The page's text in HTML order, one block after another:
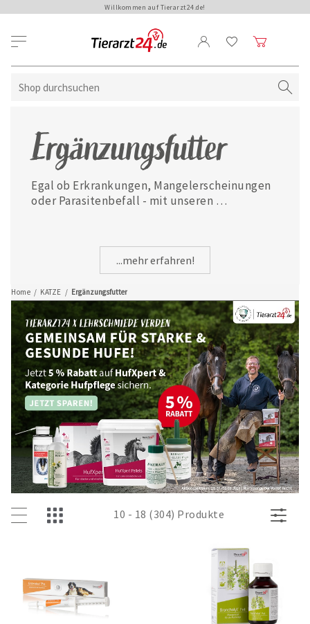
Willkommen auf Tierarzt24.de!
Home / KATZE / Ergänzungsfutter
Ergänzungsfutter
Egal ob Erkrankungen, Mangelerscheinungen
oder Parasitenbefall - mit unseren
...mehr erfahren!
10 - 18 (304) Produkte